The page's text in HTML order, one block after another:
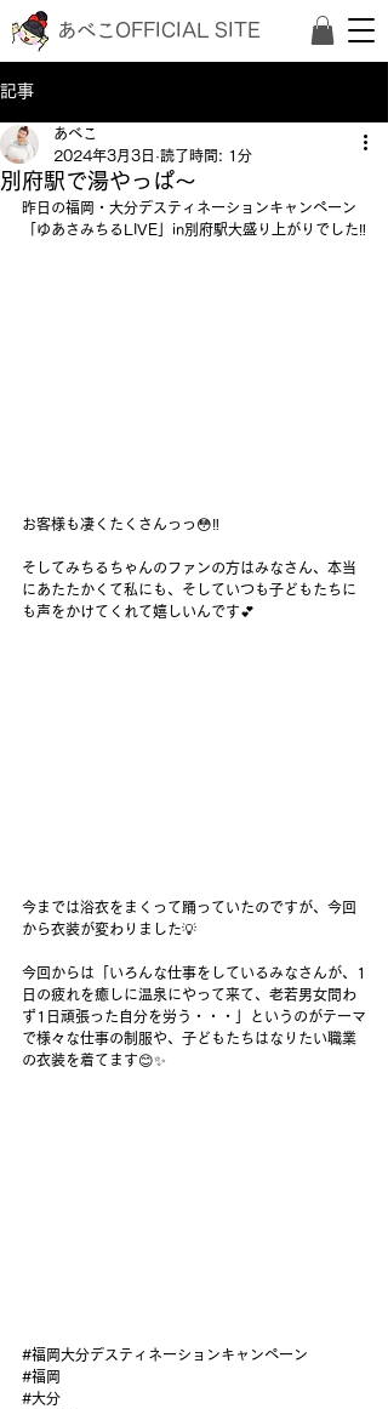
あべこOFFICIAL SITE
記事
別府駅で湯やっぱ〜
あべこ
2024年3月3日 読了時間: 1分
昨日の福岡・大分デスティネーションキャンペーン
「ゆあさみちるLIVE」in別府駅大盛り上がりでした‼️
お客様も凄くたくさんっっ😳‼️
そしてみちるちゃんのファンの方はみなさん、本当
にあたたかくて私にも、そしていつも子どもたちに
も声をかけてくれて嬉しいんです💕
今までは浴衣をまくって踊っていたのですが、今回
から衣装が変わりました💡
今回からは「いろんな仕事をしているみなさんが、1
日の疲れを癒しに温泉にやって来て、老若男女問わ
ず1日頑張った自分を労う・・・」というのがテーマ
で様々な仕事の制服や、子どもたちはなりたい職業
の衣装を着てます😊✨
#福岡大分デスティネーションキャンペーン
#福岡
#大分